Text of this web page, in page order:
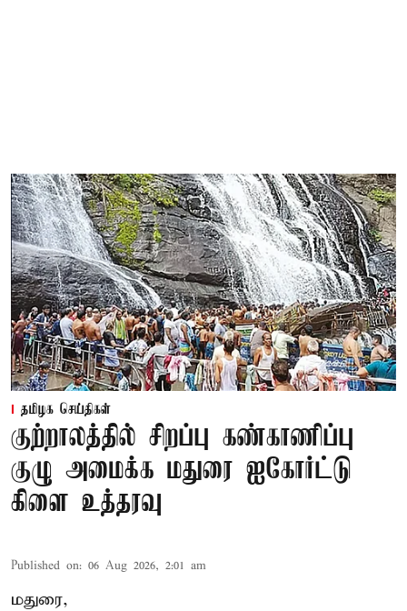
தமிழக செய்திகள்
குற்றாலத்தில் சிறப்பு கண்காணிப்பு
குழு அமைக்க மதுரை ஐகோர்ட்டு
கிளை உத்தரவு
Published on: 06 Aug 2026, 2:01 am
மதுரை,